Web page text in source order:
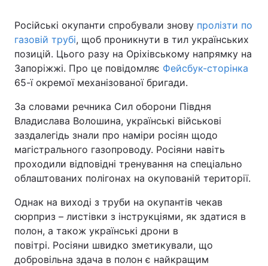
Російські окупанти спробували знову пролізти по
газовій трубі, щоб проникнути в тил українських
позицій. Цього разу на Оріхівському напрямку на
Запоріжжі. Про це повідомляє Фейсбук-сторінка
65-ї окремої механізованої бригади.
За словами речника Сил оборони Півдня
Владислава Волошина, українські військові
заздалегідь знали про наміри росіян щодо
магістрального газопроводу. Росіяни навіть
проходили відповідні тренування на спеціально
облаштованих полігонах на окупованій території.
Однак на виході з труби на окупантів чекав
сюрприз – листівки з інструкціями, як здатися в
полон, а також українські дрони в
повітрі. Росіяни швидко зметикували, що
добровільна здача в полон є найкращим